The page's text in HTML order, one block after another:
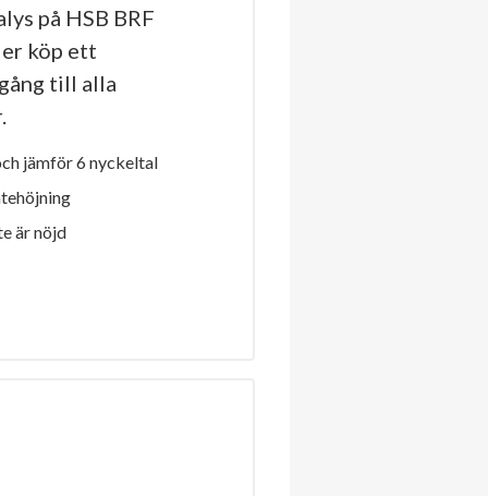
på HSB BRF
köp ett
till alla
jämför 6 nyckeltal
är nöjd